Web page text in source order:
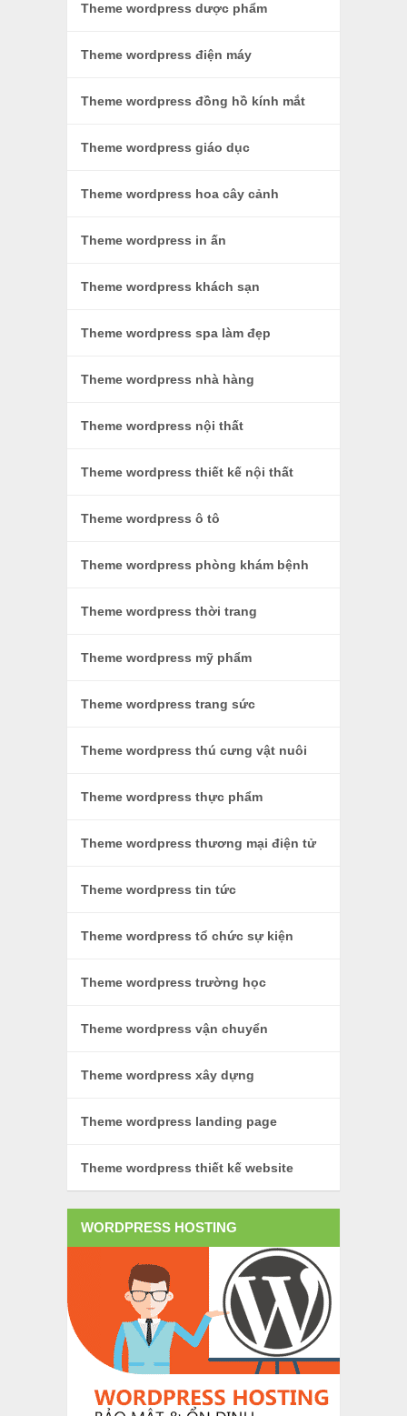
Theme wordpress dược phẩm
Theme wordpress điện máy
Theme wordpress đồng hồ kính mắt
Theme wordpress giáo dục
Theme wordpress hoa cây cảnh
Theme wordpress in ấn
Theme wordpress khách sạn
Theme wordpress spa làm đẹp
Theme wordpress nhà hàng
Theme wordpress nội thất
Theme wordpress thiết kế nội thất
Theme wordpress ô tô
Theme wordpress phòng khám bệnh
Theme wordpress thời trang
Theme wordpress mỹ phẩm
Theme wordpress trang sức
Theme wordpress thú cưng vật nuôi
Theme wordpress thực phẩm
Theme wordpress thương mại điện tử
Theme wordpress tin tức
Theme wordpress tổ chức sự kiện
Theme wordpress trường học
Theme wordpress vận chuyển
Theme wordpress xây dựng
Theme wordpress landing page
Theme wordpress thiết kế website
WORDPRESS HOSTING